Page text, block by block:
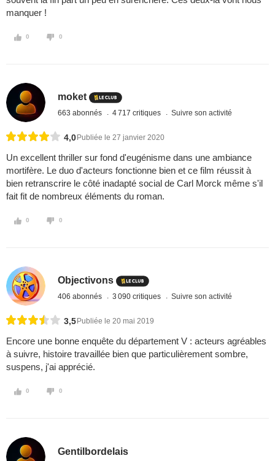
manquer !
0 0
moket
663 abonnés 4 717 critiques Suivre son activité
4,0 Publiée le 27 janvier 2020
Un excellent thriller sur fond d'eugénisme dans une ambiance
mortifère. Le duo d'acteurs fonctionne bien et ce film réussit à
bien retranscrire le côté inadapté social de Carl Morck même s'il
fait fit de nombreux éléments du roman.
0 0
Objectivons
406 abonnés 3 090 critiques Suivre son activité
3,5 Publiée le 20 mai 2019
Encore une bonne enquête du département V : acteurs agréables
à suivre, histoire travaillée bien que particulièrement sombre,
suspens, j'ai apprécié.
0 0
Gentilbordelais